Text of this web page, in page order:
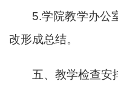
5.学院教学办公
改形成总结。
五、教学检查安